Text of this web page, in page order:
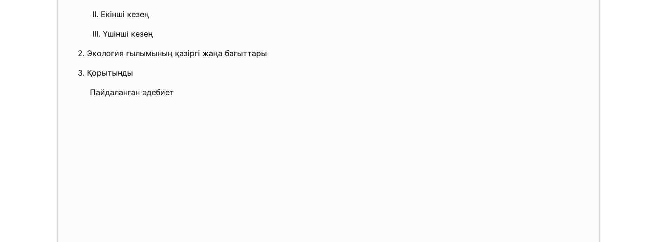
II. Екінші кезең
III. Үшінші кезең
2. Экология ғылымының қазіргі жаңа бағыттары
3. Қорытынды
Пайдаланған әдебиет